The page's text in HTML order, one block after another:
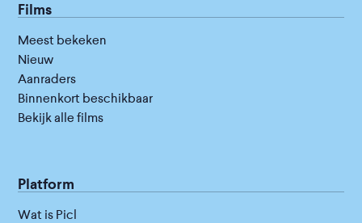
Films
Meest bekeken
Nieuw
Aanraders
Binnenkort beschikbaar
Bekijk alle films
Platform
Wat is Picl